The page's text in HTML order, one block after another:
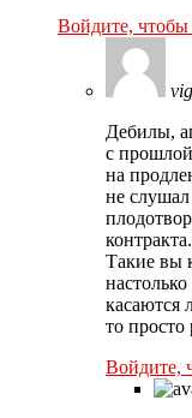
Войдите, чтобы
Дебилы,
с
на
не
Такие вы
касаются
то просто
Войдите,